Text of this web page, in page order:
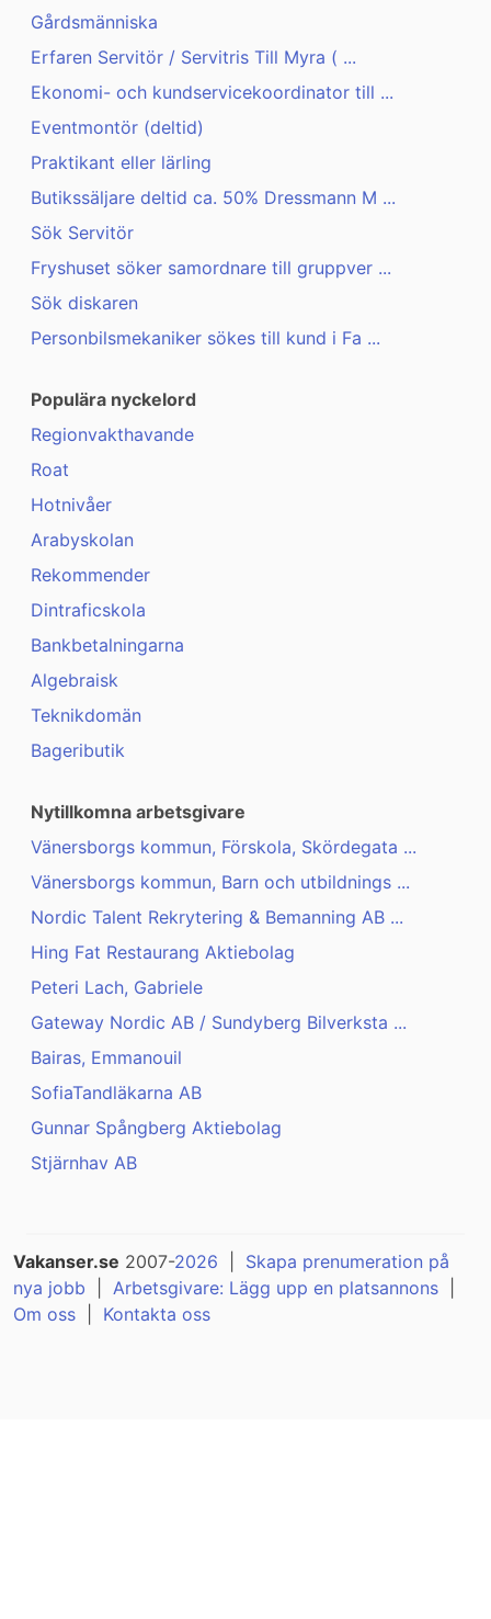
Gårdsmänniska
Erfaren Servitör / Servitris Till Myra ( ...
Ekonomi- och kundservicekoordinator till ...
Eventmontör (deltid)
Praktikant eller lärling
Butikssäljare deltid ca. 50% Dressmann M ...
Sök Servitör
Fryshuset söker samordnare till gruppver ...
Sök diskaren
Personbilsmekaniker sökes till kund i Fa ...
Populära nyckelord
Regionvakthavande
Roat
Hotnivåer
Arabyskolan
Rekommender
Dintraficskola
Bankbetalningarna
Algebraisk
Teknikdomän
Bageributik
Nytillkomna arbetsgivare
Vänersborgs kommun, Förskola, Skördegata ...
Vänersborgs kommun, Barn och utbildnings ...
Nordic Talent Rekrytering & Bemanning AB ...
Hing Fat Restaurang Aktiebolag
Peteri Lach, Gabriele
Gateway Nordic AB / Sundyberg Bilverksta ...
Bairas, Emmanouil
SofiaTandläkarna AB
Gunnar Spångberg Aktiebolag
Stjärnhav AB
Vakanser.se 2007-2026
Skapa prenumeration på
nya jobb
Arbetsgivare: Lägg upp en platsannons
Om oss
Kontakta oss